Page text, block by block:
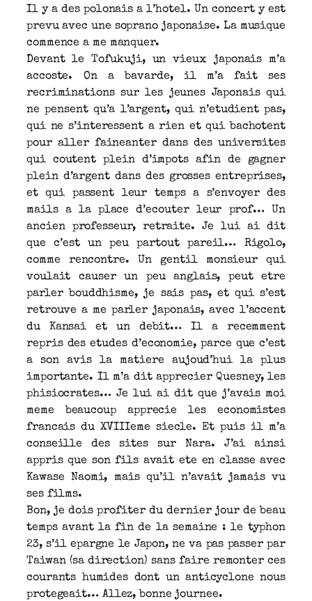
Il y a des polonais a l’hotel. Un concert y est
prevu avec une soprano japonaise. La musique
commence a me manquer.
Devant le Tofukuji, un vieux japonais m’a
accoste. On a bavarde, il m’a fait ses
recriminations sur les jeunes Japonais qui
ne pensent qu’a l’argent, qui n’etudient pas,
qui ne s’interessent a rien et qui bachotent
pour aller faineanter dans des universites
qui coutent plein d’impots afin de gagner
plein d’argent dans des grosses entreprises,
et qui passent leur temps a s’envoyer des
mails a la place d’ecouter leur prof… Un
ancien professeur, retraite. Je lui ai dit
que c’est un peu partout pareil… Rigolo,
comme rencontre. Un gentil monsieur qui
voulait causer un peu anglais, peut etre
parler bouddhisme, je sais pas, et qui s’est
retrouve a me parler japonais, avec l’accent
du Kansai et un debit… Il a recemment
repris des etudes d’economie, parce que c’est
a son avis la matiere aujoud’hui la plus
importante. Il m’a dit apprecier Quesney, les
phisiocrates… Je lui ai dit que j’avais moi
meme beaucoup apprecie les economistes
francais du XVIIIeme siecle. Et puis il m’a
conseille des sites sur Nara. J’ai ainsi
appris que son fils avait ete en classe avec
Kawase Naomi, mais qu’il n’avait jamais vu
ses films.
Bon, je dois profiter du dernier jour de beau
temps avant la fin de la semaine : le typhon
23, s’il epargne le Japon, ne va pas passer par
Taiwan (sa direction) sans faire remonter ces
courants humides dont un anticyclone nous
protegeait… Allez, bonne journee.